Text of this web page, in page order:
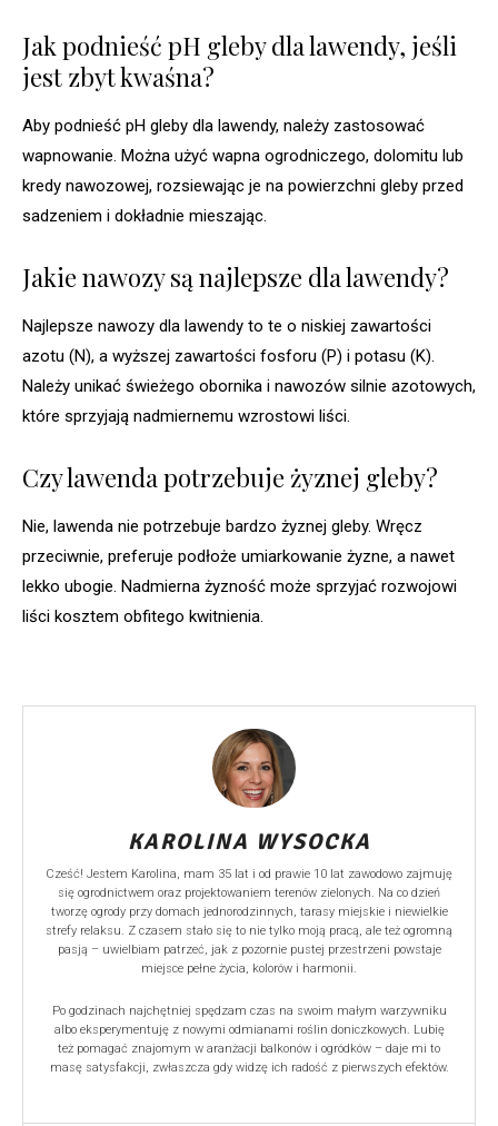
Jak podnieść pH gleby dla lawendy, jeśli
jest zbyt kwaśna?
Aby podnieść pH gleby dla lawendy, należy zastosować
wapnowanie. Można użyć wapna ogrodniczego, dolomitu lub
kredy nawozowej, rozsiewając je na powierzchni gleby przed
sadzeniem i dokładnie mieszając.
Jakie nawozy są najlepsze dla lawendy?
Najlepsze nawozy dla lawendy to te o niskiej zawartości
azotu (N), a wyższej zawartości fosforu (P) i potasu (K).
Należy unikać świeżego obornika i nawozów silnie azotowych,
które sprzyjają nadmiernemu wzrostowi liści.
Czy lawenda potrzebuje żyznej gleby?
Nie, lawenda nie potrzebuje bardzo żyznej gleby. Wręcz
przeciwnie, preferuje podłoże umiarkowanie żyzne, a nawet
lekko ubogie. Nadmierna żyzność może sprzyjać rozwojowi
liści kosztem obfitego kwitnienia.
KAROLINA WYSOCKA
Cześć! Jestem Karolina, mam 35 lat i od prawie 10 lat zawodowo zajmuję
się ogrodnictwem oraz projektowaniem terenów zielonych. Na co dzień
tworzę ogrody przy domach jednorodzinnych, tarasy miejskie i niewielkie
strefy relaksu. Z czasem stało się to nie tylko moją pracą, ale też ogromną
pasją – uwielbiam patrzeć, jak z pozornie pustej przestrzeni powstaje
miejsce pełne życia, kolorów i harmonii.
Po godzinach najchętniej spędzam czas na swoim małym warzywniku
albo eksperymentuję z nowymi odmianami roślin doniczkowych. Lubię
też pomagać znajomym w aranżacji balkonów i ogródków – daje mi to
masę satysfakcji, zwłaszcza gdy widzę ich radość z pierwszych efektów.